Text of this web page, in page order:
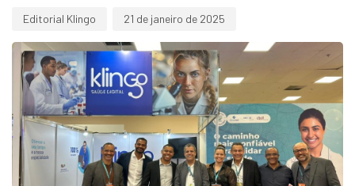
Editorial Klingo 21 de janeiro de 2025